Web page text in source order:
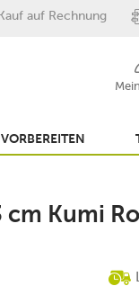
auf Rechnung
cm Kumi